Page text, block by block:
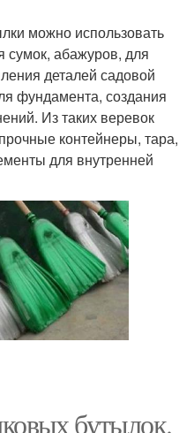
можно использовать
сумок, абажуров, для
деталей садовой
фундамента, создания
Из таких веревок
контейнеры, тара,
для внутренней
бутылок.